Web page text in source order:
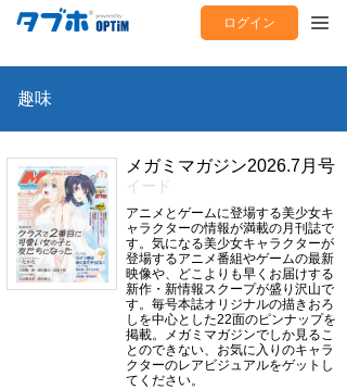
ログイン
趣味
メガミマガジン2026.7月号
イード
アニメとゲームに登場する美少女キ
ャラクターの情報が満載の月刊誌で
す。気になる美少女キャラクターが
登場するアニメ番組やゲームの最新
映像や、どこよりも早くお届けする
新作・新情報スクープが盛り沢山で
す。毎号本誌オリジナルの描きおろ
しを中心とした22面のピンナップを
掲載。メガミマガジンでしか見るこ
とのできない、お気に入りのキャラ
クターのレアビジュアルをゲットし
てください。